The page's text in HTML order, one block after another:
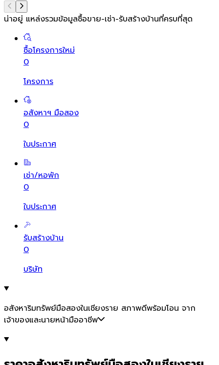
น่าอยู่ แหล่งรวมข้อมูลซื้อขาย-เช่า-รับสร้างบ้านที่ครบที่สุด
ซื้อโครงการใหม่
0
โครงการ
อสังหาฯ มือสอง
0
ใบประกาศ
เช่า/หอพัก
0
ใบประกาศ
รับสร้างบ้าน
0
บริษัท
อสังหาริมทรัพย์มือสองในเชียงราย สภาพดีพร้อมโอน จาก
เจ้าของและนายหน้ามืออาชีพ